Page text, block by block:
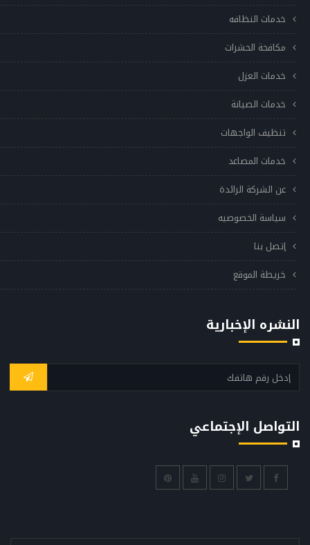
خدمات النظافه
مكافحة الحشرات
خدمات العزل
خدمات الصيانة
تنظيف الواجهات
خدمات المصاعد
عن الشركة الرائدة
سياسة الخصوصيه
إتصل بنا
خريطة الموقع
النشره الإخبارية
التواصل الإجتماعي